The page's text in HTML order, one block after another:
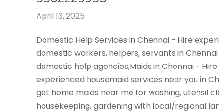
April 13, 2025
Domestic Help Services in Chennai - Hire
domestic workers, helpers, servants in
domestic help agencies,Maids in Chennai - Hire
experienced housemaid services near you in
get home maids near me for washing, utensil
housekeeping, gardening with local/regional